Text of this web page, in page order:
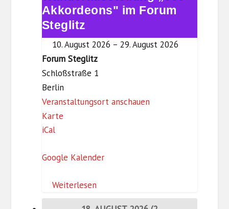
i
t
z
„600
Akkordeons"
im
Akkordeons" im Forum
Steglitz
10. August 2026 – 29. August 2026
Forum Steglitz
Schloßstraße 1
Berlin
Veranstaltungsort anschauen
KarteF
u
S
t
iCal
Google Kalender
Weiterlesen